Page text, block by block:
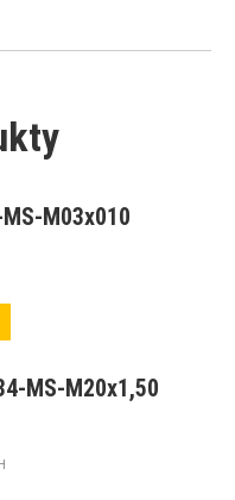
M03x010
MS-M20x1,50